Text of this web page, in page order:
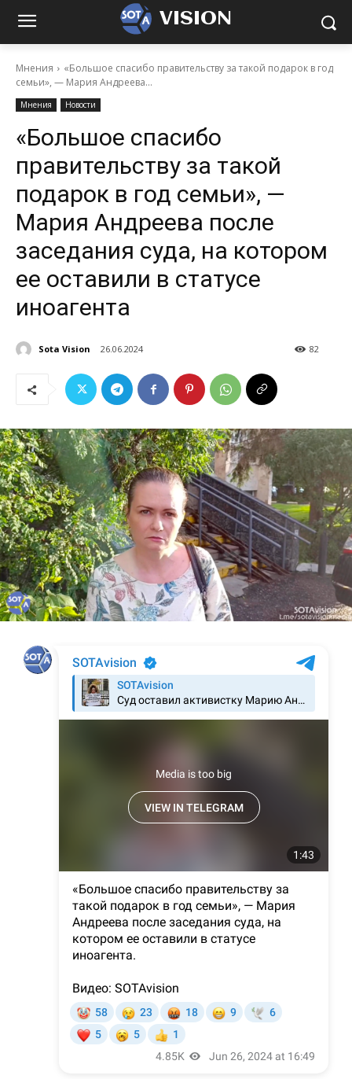
VISION
Мнения
«Большое спасибо правительству за такой подарок в год
семьи», — Мария Андреева...
Мнения Новости
«Большое спасибо
правительству за такой
подарок в год семьи», —
Мария Андреева после
заседания суда, на котором
ее оставили в статусе
иноагента
Sota Vision 26.06.2024 82